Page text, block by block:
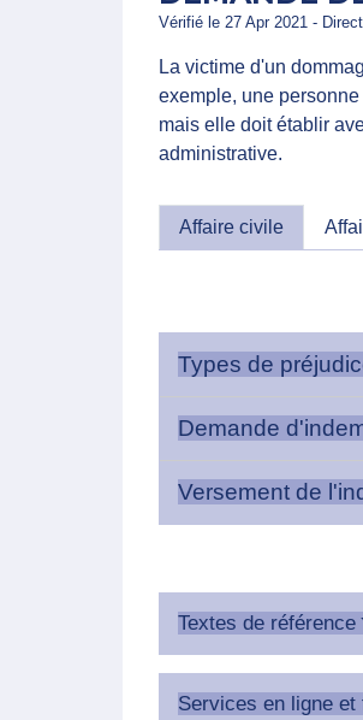
Vérifié le 27 Apr 2021 -
La victime d'un
exemple, une
mais elle doit établir
administrative.
Affaire civile
Types de
Demande
Versement de
Textes de référence
Services en ligne et